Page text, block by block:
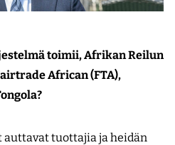
toimii, Afrikan Reilun
African (FTA),
tuottajia ja heidän